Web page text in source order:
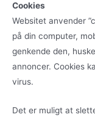
Cookies
Websitet anvender
på din computer,
genkende den,
annoncer. Cookies
virus.
Det er muligt at